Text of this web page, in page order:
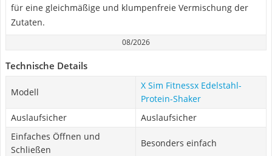
für eine gleichmäßige und klumpenfreie Vermischung der
Zutaten.
08/2026
Technische Details
Modell
X Sim Fitnessx Edelstahl-
Protein-Shaker
Auslaufsicher
Auslaufsicher
Einfaches Öffnen und
Schließen
Besonders einfach